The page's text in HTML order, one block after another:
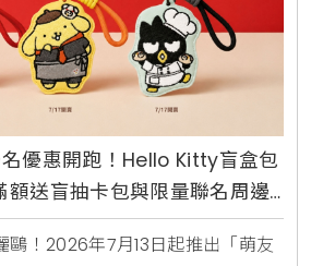
優惠開跑！Hello Kitty盲盒包
額送盲抽卡包與限量聯名周邊
鷗！2026年7月13日起推出「萌友